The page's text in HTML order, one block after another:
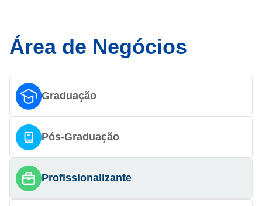
Área de Negócios
Graduação
Pós-Graduação
Profissionalizante